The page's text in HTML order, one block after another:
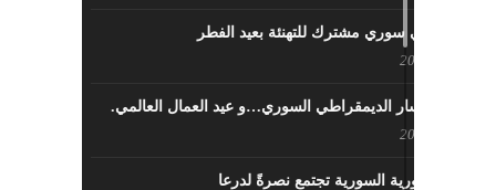
لقاء تركي سوري مشترك للتهنئة بعيد الفطر
حزب اليسار الديمقراطي السوري…و عيد العمال العالمي.
القوى الثورية السورية تجتمع نصرةً لدرعا